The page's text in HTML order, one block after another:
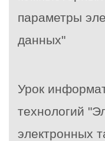
параметры
данных"
Урок
технологий
электронных